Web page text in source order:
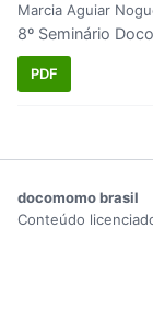
Marcia Aguiar
8º Seminário
PDF
docomomo brasil
Conteúdo